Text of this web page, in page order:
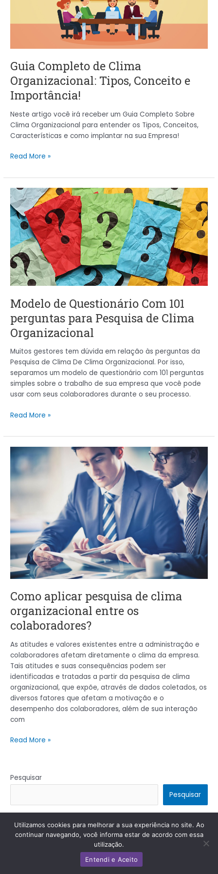
Guia Completo de Clima
Organizacional: Tipos, Conceito e
Importância!
Neste artigo você irá receber um Guia Completo Sobre
Clima Organizacional para entender os Tipos, Conceitos,
Características e como implantar na sua Empresa!
e
Read More »
Modelo de Questionário Com 101
perguntas para Pesquisa de Clima
Organizacional
Muitos gestores tem dúvida em relação às perguntas da
Pesquisa de Clima De Clima Organizacional. Por isso,
separamos um modelo de questionário com 101 perguntas
simples sobre o trabalho de sua empresa que você pode
usar com seus colaboradores durante o seu processo.
Modelo
de
Questionário
Com
101
perguntas
para
Pesquisa
de
Organizacional
Read More »
Como aplicar pesquisa de clima
organizacional entre os
colaboradores?
As atitudes e valores existentes entre a administração e
colaboradores afetam diretamente o clima da empresa.
Tais atitudes e suas consequências podem ser
identificadas e tratadas a partir da pesquisa de clima
organizacional, que expõe, através de dados coletados, os
diversos fatores que afetam a motivação e o
desempenho dos colaboradores, além de sua interação
com
Como
aplicar
pesquisa
de
organizacional
os
colaboradores?
Read More »
Pesquisar
Pesquisar
Copyright © 2026 | Powered by Tema Astra para WordPress
Utilizamos cookies para melhorar a sua experiência no site. Ao
continuar navegando, você informa estar de acordo com essa
utilização.
Entendi e Aceito